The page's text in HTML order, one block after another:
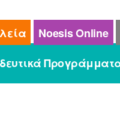
Noesis Online